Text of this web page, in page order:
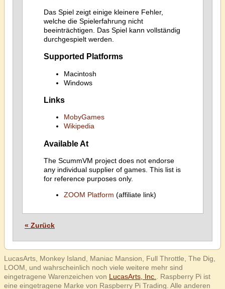
Das Spiel zeigt einige kleinere Fehler,
welche die Spielerfahrung nicht
beeinträchtigen. Das Spiel kann vollständig
durchgespielt werden.
Supported Platforms
Macintosh
Windows
Links
MobyGames
Wikipedia
Available At
The ScummVM project does not endorse
any individual supplier of games. This list is
for reference purposes only.
ZOOM Platform (affiliate link)
« Zurück
LucasArts, Monkey Island, Maniac Mansion, Full Throttle, The Dig,
LOOM, und wahrscheinlich noch viele weitere mehr sind
eingetragene Warenzeichen von LucasArts, Inc.
. Raspberry Pi ist
eine eingetragene Marke von Raspberry Pi Trading. Alle anderen